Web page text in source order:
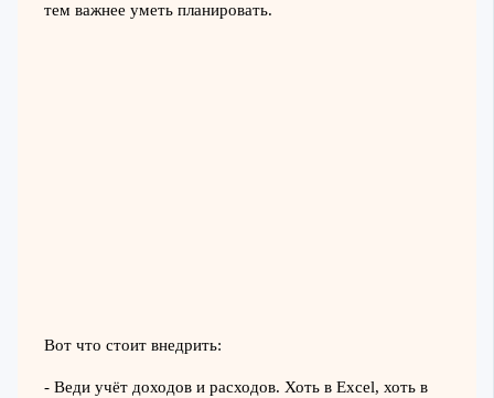
тем важнее уметь планировать.
Вот что стоит внедрить:
- Веди учёт доходов и расходов. Хоть в Excel, хоть в